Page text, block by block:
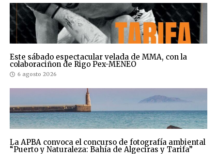
Este sábado espectacular velada de MMA, con la
colaboraciñon de Rigo Pex-MENEO
6 agosto 2026
La APBA convoca el concurso de fotografía ambiental
“Puerto y Naturaleza: Bahía de Algeciras y Tarifa”